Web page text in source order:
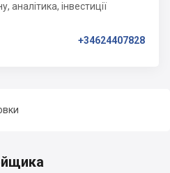
аналітика, інвестиції
+34624407828